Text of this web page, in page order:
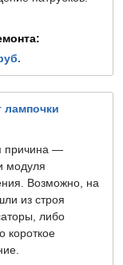
лампочки
причина —
модуля
Возможно, на
из строя
либо
короткое